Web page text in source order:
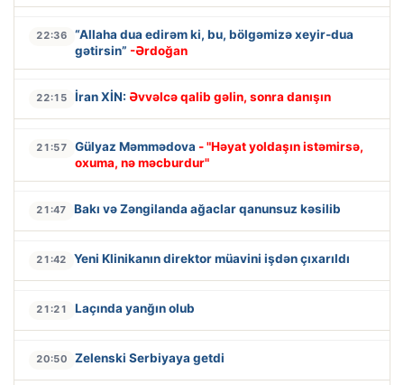
22:36
“Allaha dua edirəm ki, bu, bölgəmizə xeyir-dua
gətirsin” -Ərdoğan
22:15 İran XİN: Əvvəlcə qalib gəlin, sonra danışın
21:57 Gülyaz Məmmədova - "Həyat yoldaşın istəmirsə,
oxuma, nə məcburdur"
21:47 Bakı və Zəngilanda ağaclar qanunsuz kəsilib
21:42 Yeni Klinikanın direktor müavini işdən çıxarıldı
21:21 Laçında yanğın olub
20:50 Zelenski Serbiyaya getdi